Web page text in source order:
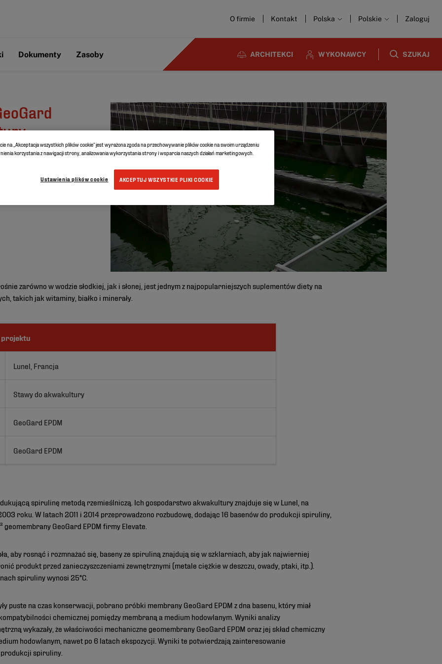
O firmie Kontakt Polska Polskie Zaloguj
Dokumenty Zasoby ARCHITEKCI WYKONAWCY SZUKAJ
zarówno w wodzie słodkiej, jak i słonej, jest jednym z najpopularniejszych suplementów diety na
takich jak witaminy, białko i minerały.
Lunel, Francja
Stawy do akwakultury
GeoGard EPDM
GeoGard EPDM
spirulinę metodą rzemieślniczą. Ich gospodarstwo akwakultury znajduje się w Lunel, na
roku. W latach 2011 i 2014 przeprowadzono rozbudowę, dodając 16 basenów do produkcji spiruliny,
GeoGard EPDM firmy Elevate.
aby rosnąć i rozmnażać się, baseny ze spiruliną znajdują się w szklarniach, aby jak najwierniej
produkt przed zanieczyszczeniami zewnętrznymi (metale ciężkie w deszczu, owady, ptaki, itp.).
spiruliny wynosi 25°C.
puste na czas konserwacji, pobrano próbki membrany GeoGard EPDM z dna basenu, który miał
chemicznej pomiędzy membraną a medium hodowlanym. Wyniki analizy
wykazały, że właściwości mechaniczne geomembrany GeoGard EPDM oraz jej skład chemiczny
hodowlanym, nawet po 6 latach ekspozycji. Wyniki te potwierdzają zainteresowanie
produkcji spiruliny.
na „Akceptacja wszystkich plików cookie” jest wyrażona zgoda na przechowywanie plików cookie na swoim urządzeniu
korzystania z nawigacji strony, analizowania wykorzystania strony i wsparcia naszych działań marketingowych.
AKCEPTUJ WSZYSTKIE PLIKI COOKIE
Ustawienia plików cookie